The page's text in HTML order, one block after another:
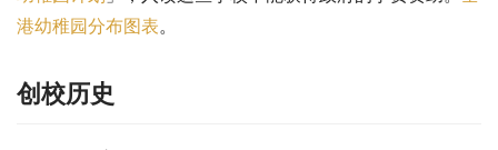
港幼稚园分布图表。
创校历史